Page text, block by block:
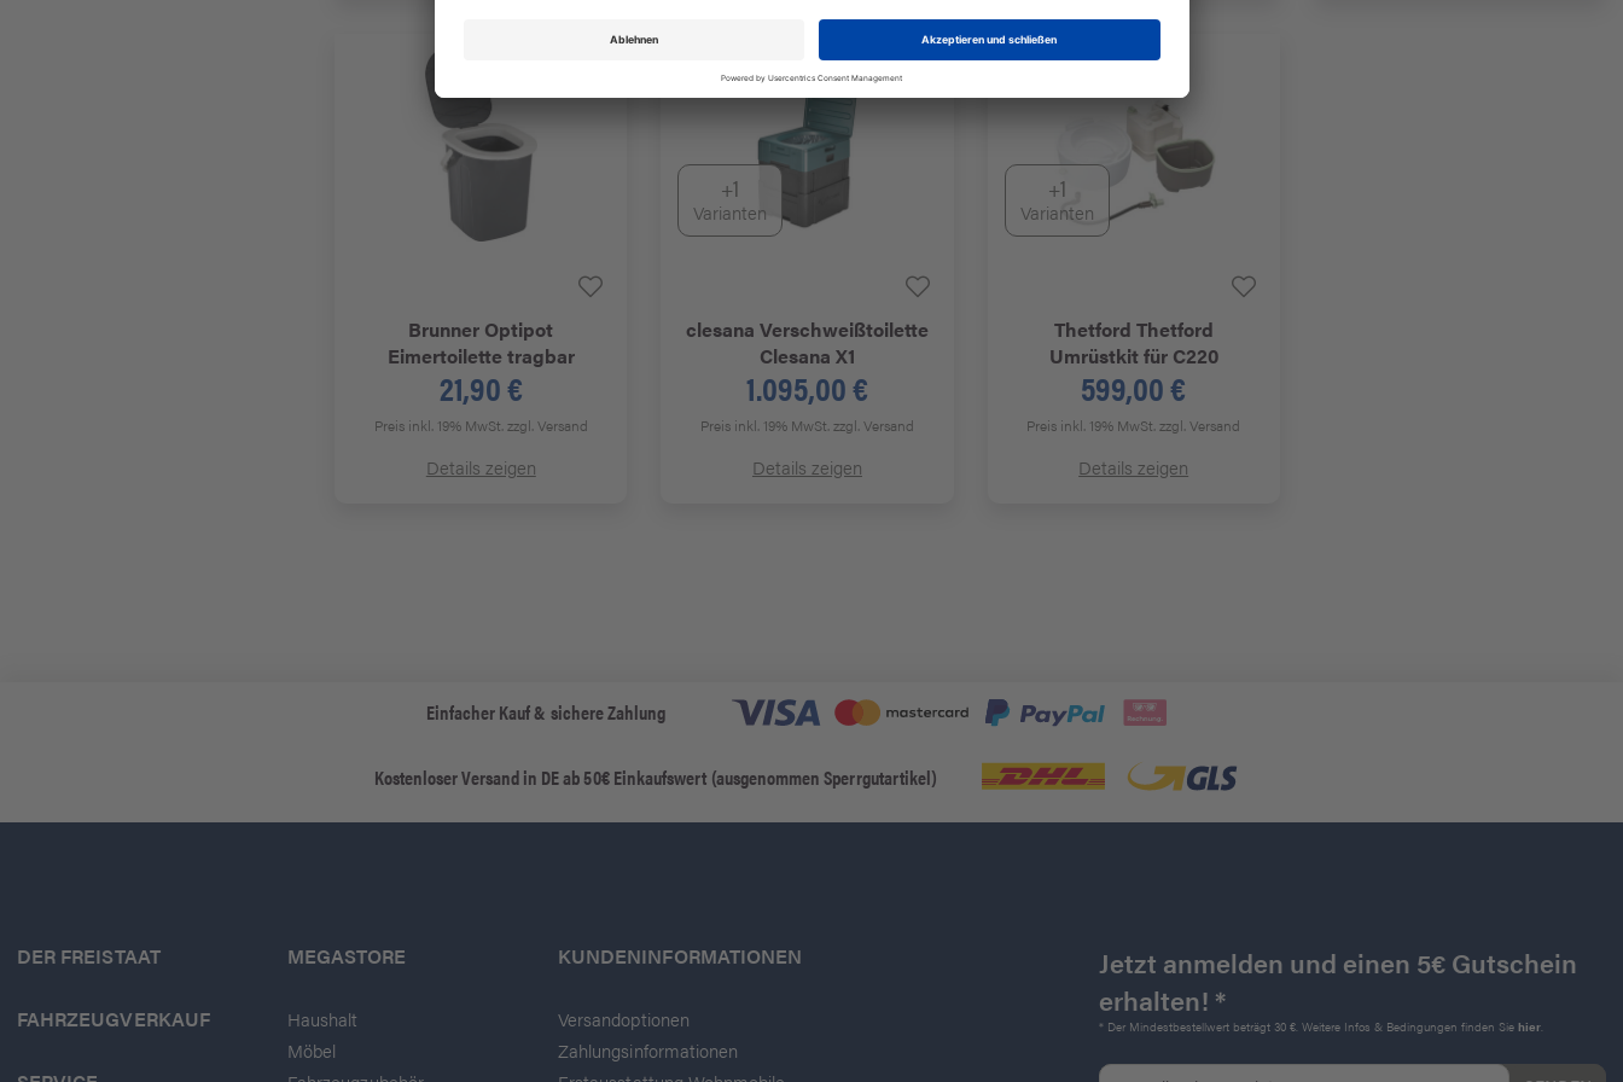
Brunner Optipot
Eimertoilette tragbar
21,90 €
Preis inkl. 19% MwSt.zzgl. Versand
Details zeigen
+1
Varianten
clesana Verschweißtoilette
Clesana X1
1.095,00 €
Preis inkl. 19% MwSt.zzgl. Versand
Details zeigen
+1
Varianten
Thetford Thetford
Umrüstkit für C220
599,00 €
Preis inkl. 19% MwSt.zzgl. Versand
Details zeigen
Einfacher Kauf & sichere Zahlung
Kostenloser Versand in DE ab 50€ Einkaufswert (ausgenommen Sperrgutartikel)
DER FREISTAAT
FAHRZEUGVERKAUF
MEGASTORE
Haushalt
Möbel
KUNDENINFORMATIONEN
Versandoptionen
Zahlungsinformationen
Jetzt anmelden und einen 5€ Gutschein
erhalten! *
* Der Mindestbestellwert beträgt 30 €. Weitere Infos & Bedingungen finden Sie hier.